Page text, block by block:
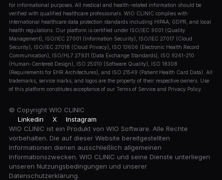
for informational purposes. All medical and health-related information should be
verified with qualified healthcare professionals. WIO CLINIC complies with
international healthcare data protection standards including HIPAA, GDPR, and local
health regulations. Our platform is certified under ISO/IEC 9001 (Quality
Management), ISO/IEC 27001 (Information Security), ISO/IEC 27017 (Cloud
Security), ISO/IEC 27018 (Cloud Privacy), ISO 13606 (Electronic Health Record
Communication), ISO/HL7 27931 (Data Exchange Standards), ISO 9241-210
(Human-Centered Design), ISO 25010 (Software Quality), ISO 18308
(Requirements for EHR Architectures), and ISO 21549 (Patient Health Card Data). All
trademarks, service marks, and logos are the property of their respective owners. Use
of this platform constitutes acceptance of our Terms of Service and Privacy Policy.
© Copyright WIO CLINIC
Linkedin
X
Instagram
WIO CLINIC ist ein Produkt von WIO Software. Alle Rechte
vorbehalten. Die auf dieser Website bereitgestellten
Informationen dienen ausschließlich allgemeinen
Informationszwecken. WIO CLINIC und seine Dienste unterliegen
unseren Nutzungsbedingungen und unserer
Datenschutzerklärung.